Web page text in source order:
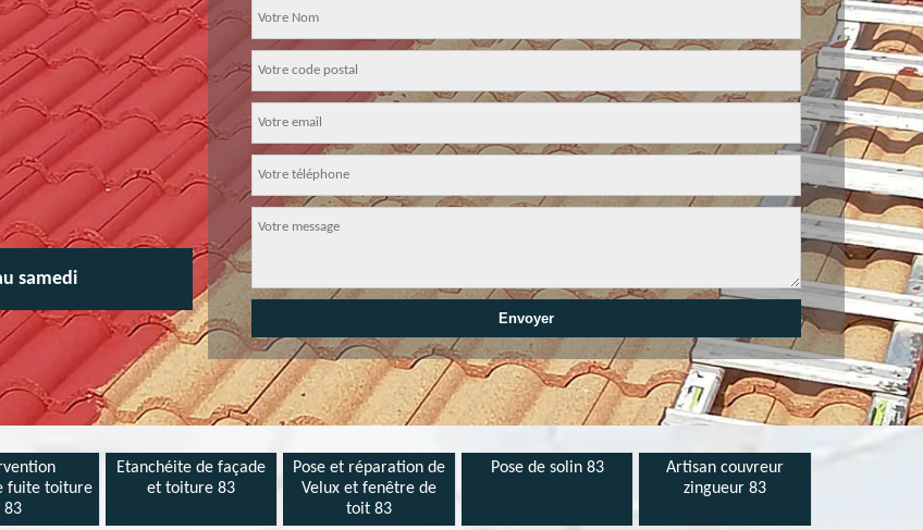
samedi
fuite toiture
83
Etanchéite de façade
et toiture 83
Pose et réparation de
Velux et fenêtre de
toit 83
Pose de solin 83
Artisan couvreur
zingueur 83